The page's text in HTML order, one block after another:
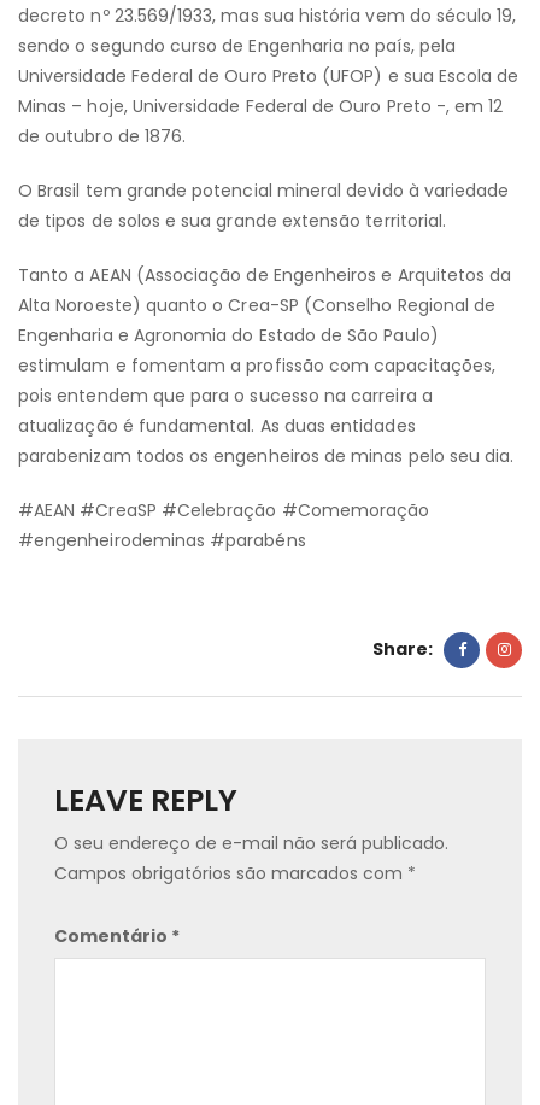
decreto nº 23.569/1933, mas sua história vem do século 19,
sendo o segundo curso de Engenharia no país, pela
Universidade Federal de Ouro Preto (UFOP) e sua Escola de
Minas – hoje, Universidade Federal de Ouro Preto -, em 12
de outubro de 1876.
O Brasil tem grande potencial mineral devido à variedade
de tipos de solos e sua grande extensão territorial.
Tanto a AEAN (Associação de Engenheiros e Arquitetos da
Alta Noroeste) quanto o Crea-SP (Conselho Regional de
Engenharia e Agronomia do Estado de São Paulo)
estimulam e fomentam a profissão com capacitações,
pois entendem que para o sucesso na carreira a
atualização é fundamental. As duas entidades
parabenizam todos os engenheiros de minas pelo seu dia.
#AEAN #CreaSP #Celebração #Comemoração
#engenheirodeminas #parabéns
Share:
LEAVE REPLY
O seu endereço de e-mail não será publicado.
Campos obrigatórios são marcados com *
Comentário *